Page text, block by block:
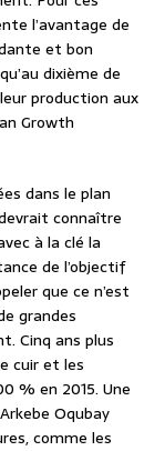
l’avantage de
et bon
dixième de
production aux
Growth
dans le plan
connaître
à la clé la
de l’objectif
que ce n’est
grandes
Cinq ans plus
cuir et les
% en 2015. Une
Oqubay
comme les